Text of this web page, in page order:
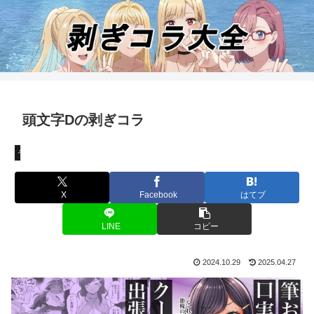
頭文字Dの剥ぎコラ
その他
X Facebook はてブ
LINE コピー
2024.10.29 2025.04.27